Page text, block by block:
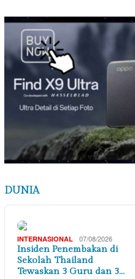
DUNIA
INTERNASIONAL 07/08/2026
Insiden Penembakan di
Sekolah Thailand
Tewaskan 3 Guru dan 3…